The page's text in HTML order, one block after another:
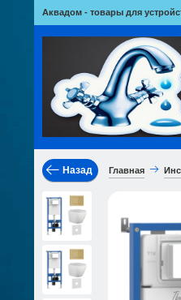
Аквадом - товары для
Назад Главная